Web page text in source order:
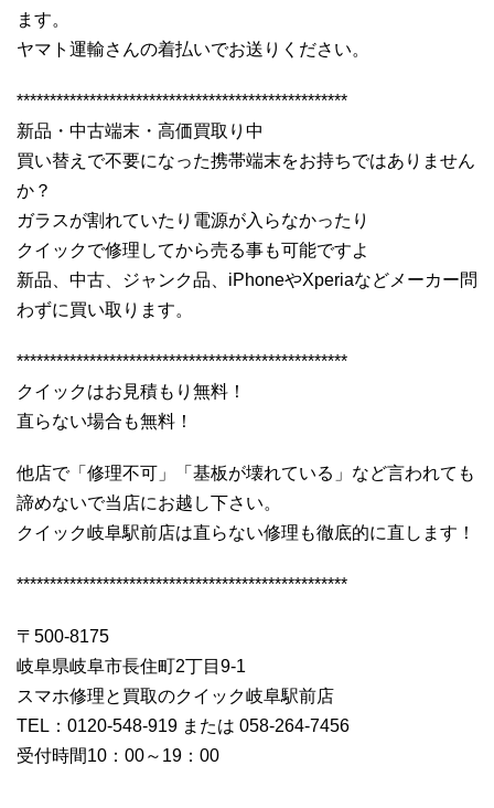
ます。
ヤマト運輸さんの着払いでお送りください。
**************************************************
新品・中古端末・高価買取り中
買い替えで不要になった携帯端末をお持ちではありません
か？
ガラスが割れていたり電源が入らなかったり
クイックで修理してから売る事も可能ですよ
新品、中古、ジャンク品、iPhoneやXperiaなどメーカー問
わずに買い取ります。
**************************************************
クイックはお見積もり無料！
直らない場合も無料！
他店で「修理不可」「基板が壊れている」など言われても
諦めないで当店にお越し下さい。
クイック岐阜駅前店は直らない修理も徹底的に直します！
**************************************************
〒500-8175
岐阜県岐阜市長住町2丁目9-1
スマホ修理と買取のクイック岐阜駅前店
TEL：0120-548-919 または 058-264-7456
受付時間10：00～19：00